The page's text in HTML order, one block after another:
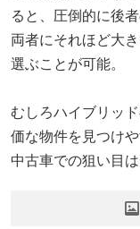
ると、圧倒的に後
両者にそれほど大
選ぶことが可能。
むしろハイブリッ
価な物件を見つけ
中古車での狙い目